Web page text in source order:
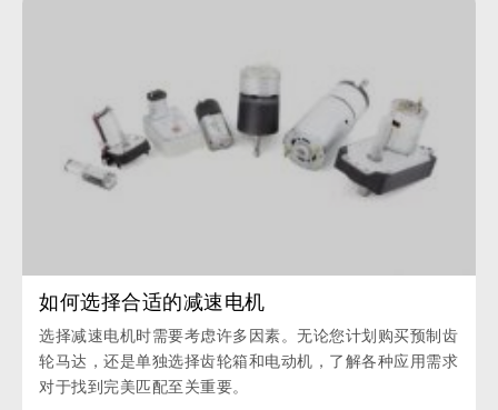
如何选择合适的减速电机
选择减速电机时需要考虑许多因素。无论您计划购买预制齿
轮马达，还是单独选择齿轮箱和电动机，了解各种应用需求
对于找到完美匹配至关重要。